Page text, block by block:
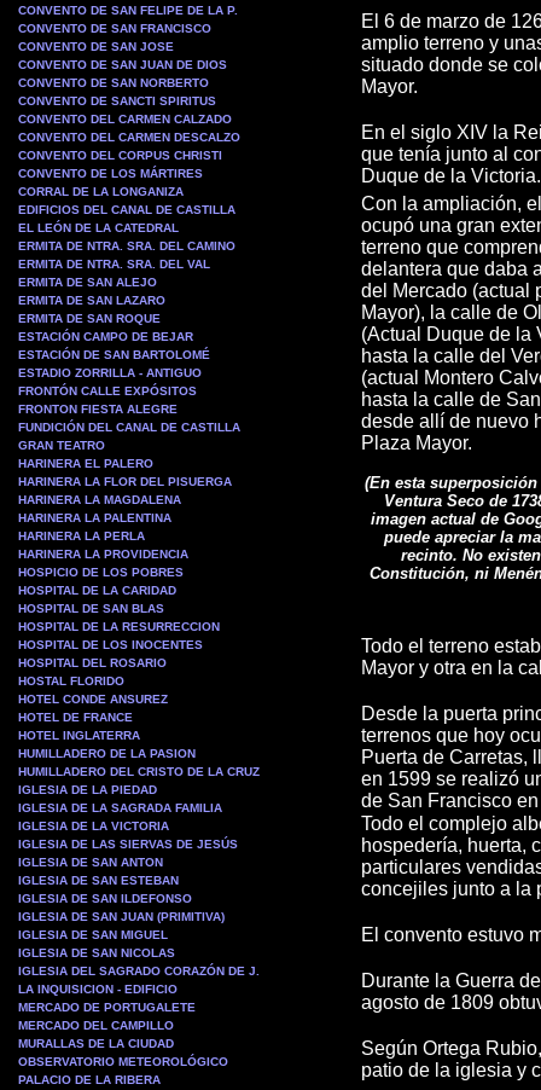
CONVENTO DE SAN FELIPE DE LA P.
CONVENTO DE SAN FRANCISCO
CONVENTO DE SAN JOSE
CONVENTO DE SAN JUAN DE DIOS
CONVENTO DE SAN NORBERTO
CONVENTO DE SANCTI SPIRITUS
CONVENTO DEL CARMEN CALZADO
CONVENTO DEL CARMEN DESCALZO
CONVENTO DEL CORPUS CHRISTI
CONVENTO DE LOS MÁRTIRES
CORRAL DE LA LONGANIZA
EDIFICIOS DEL CANAL DE CASTILLA
EL LEÓN DE LA CATEDRAL
ERMITA DE NTRA. SRA. DEL CAMINO
ERMITA DE NTRA. SRA. DEL VAL
ERMITA DE SAN ALEJO
ERMITA DE SAN LAZARO
ERMITA DE SAN ROQUE
ESTACIÓN CAMPO DE BEJAR
ESTACIÓN DE SAN BARTOLOMÉ
ESTADIO ZORRILLA - ANTIGUO
FRONTÓN CALLE EXPÓSITOS
FRONTON FIESTA ALEGRE
FUNDICIÓN DEL CANAL DE CASTILLA
GRAN TEATRO
HARINERA EL PALERO
HARINERA LA FLOR DEL PISUERGA
HARINERA LA MAGDALENA
HARINERA LA PALENTINA
HARINERA LA PERLA
HARINERA LA PROVIDENCIA
HOSPICIO DE LOS POBRES
HOSPITAL DE LA CARIDAD
HOSPITAL DE SAN BLAS
HOSPITAL DE LA RESURRECCION
HOSPITAL DE LOS INOCENTES
HOSPITAL DEL ROSARIO
HOSTAL FLORIDO
HOTEL CONDE ANSUREZ
HOTEL DE FRANCE
HOTEL INGLATERRA
HUMILLADERO DE LA PASION
HUMILLADERO DEL CRISTO DE LA CRUZ
IGLESIA DE LA PIEDAD
IGLESIA DE LA SAGRADA FAMILIA
IGLESIA DE LA VICTORIA
IGLESIA DE LAS SIERVAS DE JESÚS
IGLESIA DE SAN ANTON
IGLESIA DE SAN ESTEBAN
IGLESIA DE SAN ILDEFONSO
IGLESIA DE SAN JUAN (PRIMITIVA)
IGLESIA DE SAN MIGUEL
IGLESIA DE SAN NICOLAS
IGLESIA DEL SAGRADO CORAZÓN DE J.
LA INQUISICION - EDIFICIO
MERCADO DE PORTUGALETE
MERCADO DEL CAMPILLO
MURALLAS DE LA CIUDAD
OBSERVATORIO METEOROLÓGICO
PALACIO DE LA RIBERA
El 6 de marzo de
amplio terreno y
situado donde se
Mayor.
En el siglo XIV la
que tenía junto al
Duque de la Victoria.
Con la ampliación,
ocupó una gran
terreno que
delantera que daba
del Mercado (actual
Mayor), la calle de
(Actual Duque de la
hasta la calle del
(actual Montero
hasta la calle de
desde allí de nuevo
Plaza Mayor.
(En esta
Ventura Seco de
imagen actual de
puede apreciar la
recinto. No
Constitución, ni
Todo el terreno
Mayor y otra en la
Desde la puerta
terrenos que hoy
Puerta de Carretas,
en 1599 se realizó
de San Francisco
Todo el complejo
hospedería, huerta,
particulares
concejiles junto a la
El convento estuvo
Durante la Guerra
agosto de 1809
Según Ortega
patio de la iglesia y